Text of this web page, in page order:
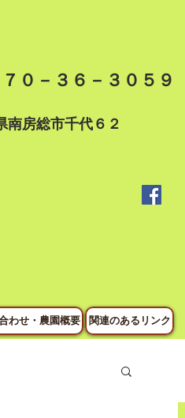
０－３６－３０５９
南房総市千代６２
わせ・農園概要 関連のあるリンク